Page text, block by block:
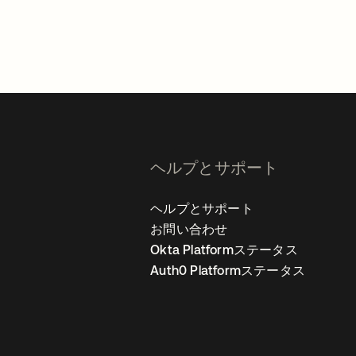
ヘルプとサポート
ヘルプとサポート
お問い合わせ
Okta Platformステータス
Auth0 Platformステータス